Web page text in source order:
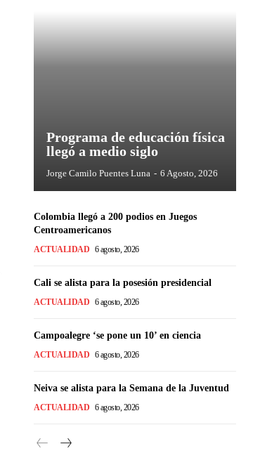
Programa de educación física
llegó a medio siglo
Jorge Camilo Puentes Luna - 6 Agosto, 2026
Colombia llegó a 200 podios en Juegos
Centroamericanos
ACTUALIDAD 6 agosto, 2026
Cali se alista para la posesión presidencial
ACTUALIDAD 6 agosto, 2026
Campoalegre ‘se pone un 10’ en ciencia
ACTUALIDAD 6 agosto, 2026
Neiva se alista para la Semana de la Juventud
ACTUALIDAD 6 agosto, 2026